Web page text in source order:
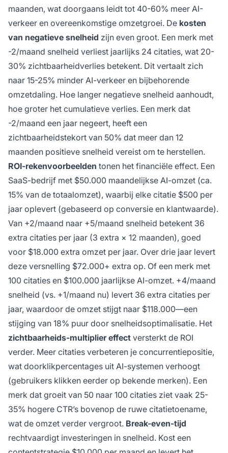
maanden, wat doorgaans leidt tot 40-60% meer AI-
verkeer en overeenkomstige omzetgroei. De kosten
van negatieve snelheid zijn even groot. Een merk met
-2/maand snelheid verliest jaarlijks 24 citaties, wat 20-
30% zichtbaarheidverlies betekent. Dit vertaalt zich
naar 15-25% minder AI-verkeer en bijbehorende
omzetdaling. Hoe langer negatieve snelheid aanhoudt,
hoe groter het cumulatieve verlies. Een merk dat
-2/maand een jaar negeert, heeft een
zichtbaarheidstekort van 50% dat meer dan 12
maanden positieve snelheid vereist om te herstellen.
ROI-rekenvoorbeelden tonen het financiële effect. Een
SaaS-bedrijf met $50.000 maandelijkse AI-omzet (ca.
15% van de totaalomzet), waarbij elke citatie $500 per
jaar oplevert (gebaseerd op conversie en klantwaarde).
Van +2/maand naar +5/maand snelheid betekent 36
extra citaties per jaar (3 extra × 12 maanden), goed
voor $18.000 extra omzet per jaar. Over drie jaar levert
deze versnelling $72.000+ extra op. Of een merk met
100 citaties en $100.000 jaarlijkse AI-omzet. +4/maand
snelheid (vs. +1/maand nu) levert 36 extra citaties per
jaar, waardoor de omzet stijgt naar $118.000—een
stijging van 18% puur door snelheidsoptimalisatie. Het
zichtbaarheids-multiplier effect versterkt de ROI
verder. Meer citaties verbeteren je concurrentiepositie,
wat doorklikpercentages uit AI-systemen verhoogt
(gebruikers klikken eerder op bekende merken). Een
merk dat groeit van 50 naar 100 citaties ziet vaak 25-
35% hogere CTR’s bovenop de ruwe citatietoename,
wat de omzet verder vergroot. Break-even-tijd
rechtvaardigt investeringen in snelheid. Kost een